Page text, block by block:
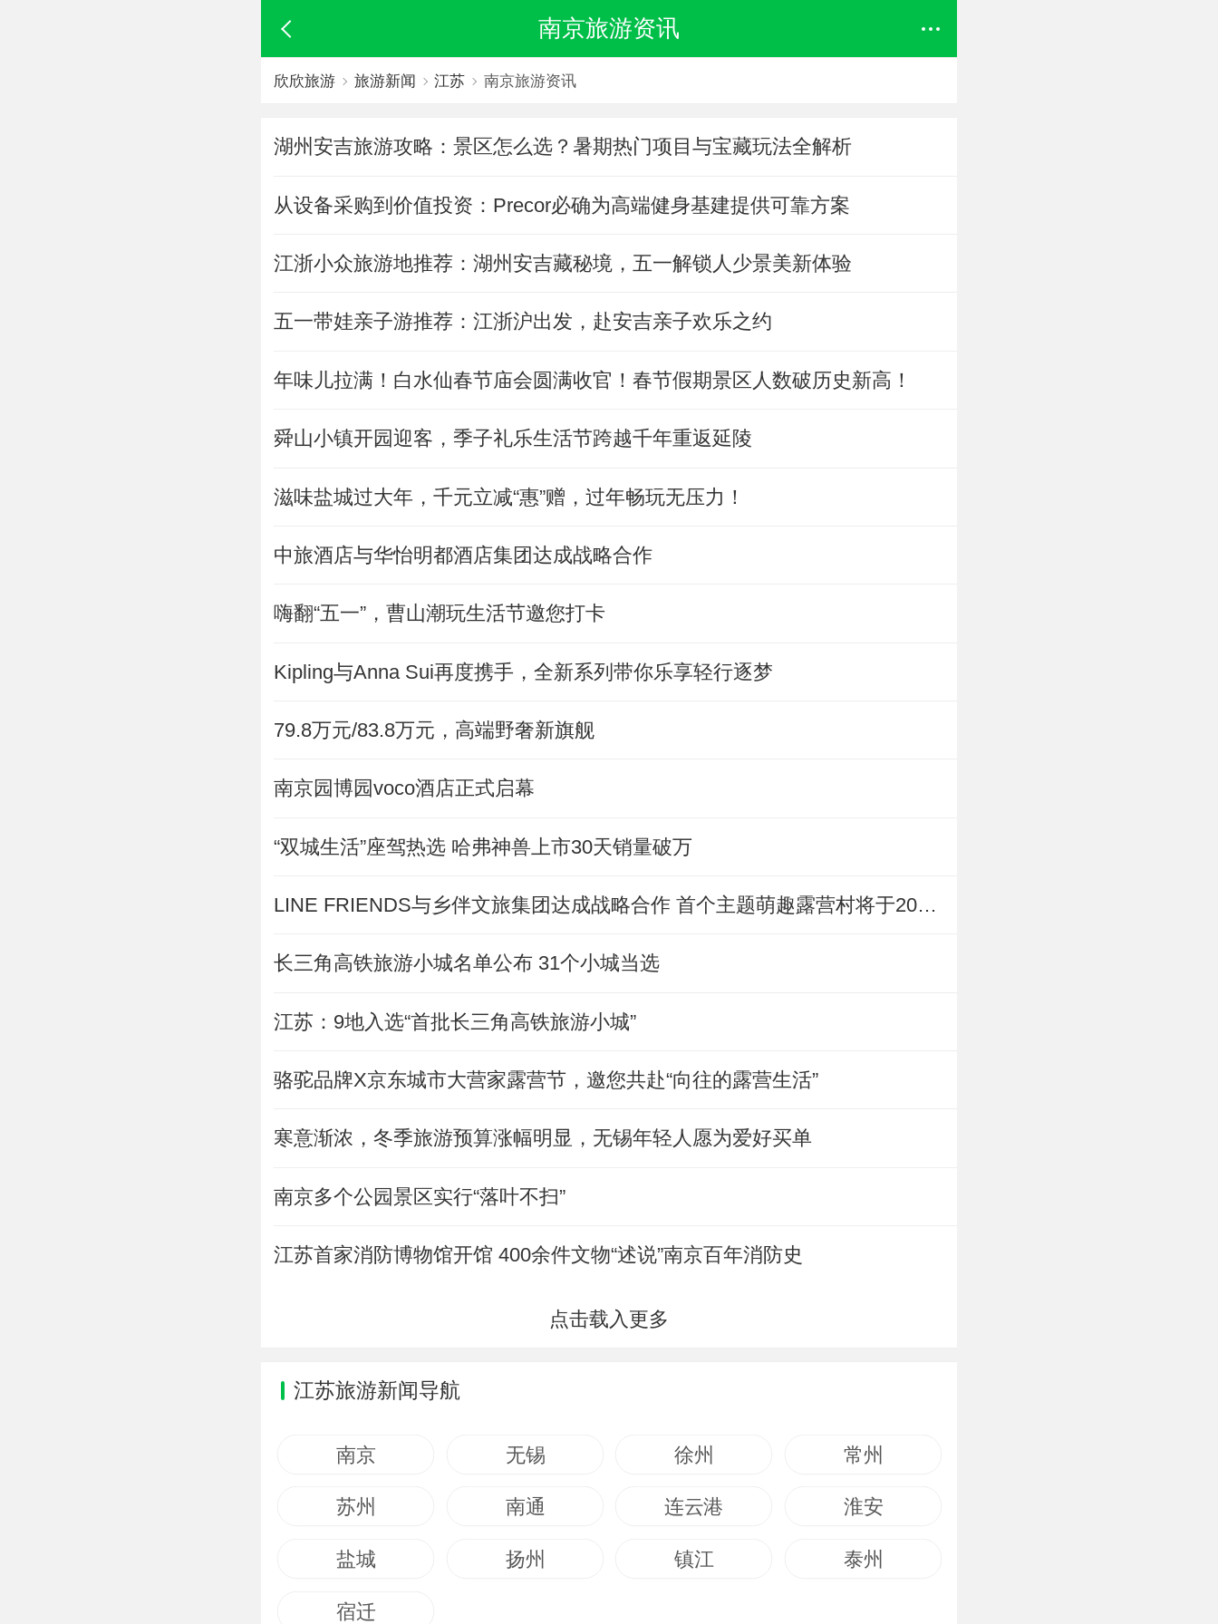
南京旅游资讯
欣欣旅游 旅游新闻 江苏 南京旅游资讯
湖州安吉旅游攻略：景区怎么选？暑期热门项目与宝藏玩法全解析
从设备采购到价值投资：Precor必确为高端健身基建提供可靠方案
江浙小众旅游地推荐：湖州安吉藏秘境，五一解锁人少景美新体验
五一带娃亲子游推荐：江浙沪出发，赴安吉亲子欢乐之约
年味儿拉满！白水仙春节庙会圆满收官！春节假期景区人数破历史新高！
​舜山小镇开园迎客，季子礼乐生活节跨越千年重返延陵
滋味盐城过大年，千元立减“惠”赠，过年畅玩无压力！
中旅酒店与华怡明都酒店集团达成战略合作
嗨翻“五一”，曹山潮玩生活节邀您打卡
Kipling与Anna Sui再度携手，全新系列带你乐享轻行逐梦
79.8万元/83.8万元，高端野奢新旗舰
南京园博园voco酒店正式启幕
“双城生活”座驾热选 哈弗神兽上市30天销量破万
LINE FRIENDS与乡伴文旅集团达成战略合作 首个主题萌趣露营村将于2022年内开业
长三角高铁旅游小城名单公布 31个小城当选
江苏：9地入选“首批长三角高铁旅游小城”
骆驼品牌X京东城市大营家露营节，邀您共赴“向往的露营生活”
寒意渐浓，冬季旅游预算涨幅明显，无锡年轻人愿为爱好买单
南京多个公园景区实行“落叶不扫”
江苏首家消防博物馆开馆 400余件文物“述说”南京百年消防史
江苏旅游新闻导航
南京 无锡 徐州 常州
苏州 南通 连云港 淮安
盐城 扬州 镇江 泰州
宿迁